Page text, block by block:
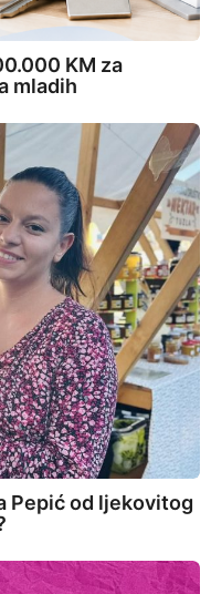
KM za
mladih
Pepić od ljekovitog